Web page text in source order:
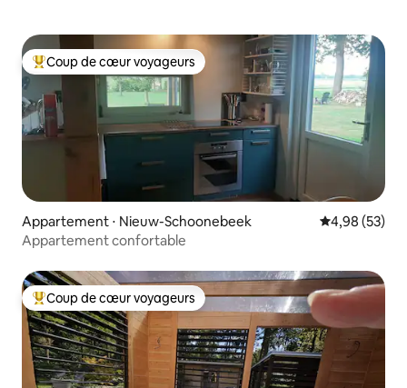
Coups de cœur voyageurs les plus appréciés
Coup de cœur voyageurs
Appartement ⋅ Nieuw-Schoonebeek Évaluation
4,98 (53)
Appartement confortable
Coups de cœur voyageurs les plus appréciés
Coup de cœur voyageurs